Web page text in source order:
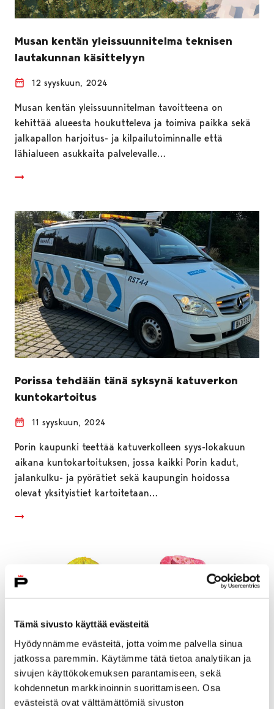
Tämä sivusto käyttää evästeitä
Hyödynnämme evästeitä, jotta voimme palvella sinua
jatkossa paremmin. Käytämme tätä tietoa analytiikan ja
sivujen käyttökokemuksen parantamiseen, sekä
kohdennetun markkinoinnin suorittamiseen. Osa
evästeistä ovat välttämättömiä sivuston
Musan kentän yleissuunnitelma teknisen
lautakunnan käsittelyyn
12 syyskuun, 2024
Musan kentän yleissuunnitelman tavoitteena on
kehittää alueesta houkutteleva ja toimiva paikka sekä
jalkapallon harjoitus- ja kilpailutoiminnalle että
lähialueen asukkaita palvelevalle…
Porissa tehdään tänä syksynä katuverkon
kuntokartoitus
11 syyskuun, 2024
Porin kaupunki teettää katuverkolleen syys-lokakuun
aikana kuntokartoituksen, jossa kaikki Porin kadut,
jalankulku- ja pyörätiet sekä kaupungin hoidossa
olevat yksityistiet kartoitetaan…